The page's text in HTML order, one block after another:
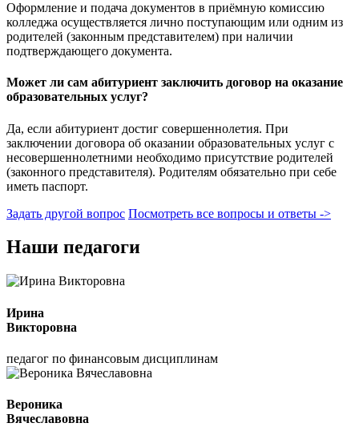
Оформление и подача документов в приёмную комиссию
колледжа осуществляется лично поступающим или одним из
родителей (законным представителем) при наличии
подтверждающего документа.
Может ли сам абитуриент заключить договор на оказание
образовательных услуг?
Да, если абитуриент достиг совершеннолетия. При
заключении договора об оказании образовательных услуг с
несовершеннолетними необходимо присутствие родителей
(законного представителя). Родителям обязательно при себе
иметь паспорт.
Задать другой вопрос Посмотреть все вопросы и ответы ->
Наши педагоги
Ирина
Викторовна
педагог по финансовым дисциплинам
Вероника
Вячеславовна